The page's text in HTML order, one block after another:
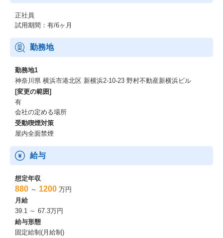
正社員
試用期間：有/6ヶ月
勤務地
勤務地1
神奈川県 横浜市港北区 新横浜2-10-23 野村不動産新横浜ビル
[変更の範囲]
有
会社の定める場所
受動喫煙対策
屋内全面禁煙
給与
想定年収
880 ～ 1200 万円
月給
39.1 ～ 67.3万円
給与形態
固定給制(月給制)